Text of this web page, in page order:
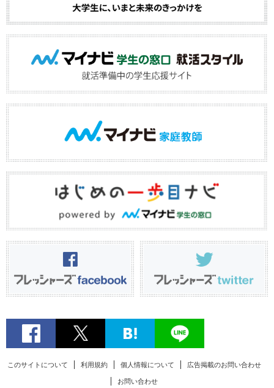
このサイトについて 利用規約 個人情報について 広告掲載のお問い合わせ
お問い合わせ